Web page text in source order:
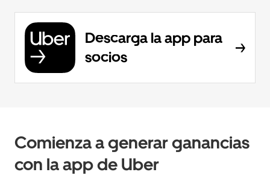
Descarga la app para
socios
Comienza a generar ganancias
con la app de Uber